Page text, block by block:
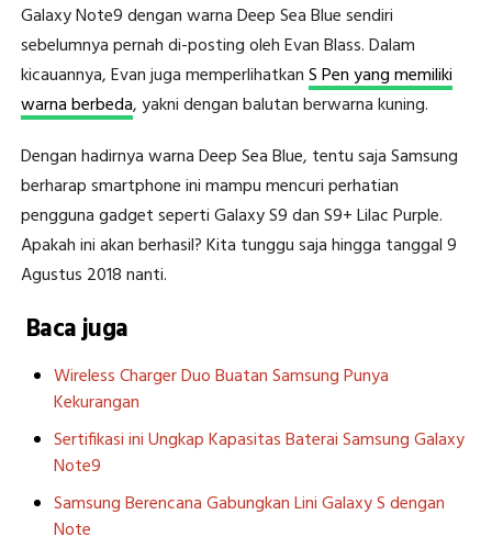
Galaxy Note9 dengan warna Deep Sea Blue sendiri
sebelumnya pernah di-posting oleh Evan Blass. Dalam
kicauannya, Evan juga memperlihatkanS Pen yang memiliki
warna berbeda, yakni dengan balutan berwarna kuning.
Dengan hadirnya warna Deep Sea Blue, tentu saja Samsung
berharap smartphone ini mampu mencuri perhatian
pengguna gadget seperti Galaxy S9 dan S9+ Lilac Purple.
Apakah ini akan berhasil? Kita tunggu saja hingga tanggal 9
Agustus 2018 nanti.
Baca juga
Wireless Charger Duo Buatan Samsung Punya
Kekurangan
Sertifikasi ini Ungkap Kapasitas Baterai Samsung Galaxy
Note9
Samsung Berencana Gabungkan Lini Galaxy S dengan
Note